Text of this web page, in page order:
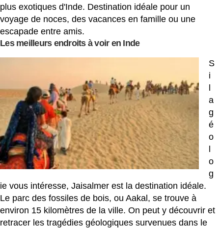
plus exotiques d'Inde. Destination idéale pour un
voyage de noces, des vacances en famille ou une
escapade entre amis.
Les meilleurs endroits à voir en Inde
S
i
a
g
é
o
o
g
ie vous intéresse, Jaisalmer est la destination idéale.
Le parc des fossiles de bois, ou Aakal, se trouve à
environ 15 kilomètres de la ville. On peut y découvrir et
retracer les tragédies géologiques survenues dans le